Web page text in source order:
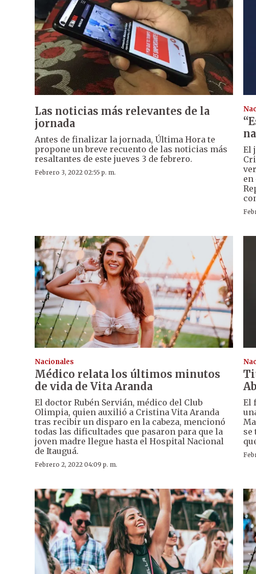
Las noticias más relevantes de la
jornada
Antes de finalizar la jornada, Última Hora te
propone un breve recuento de las noticias más
resaltantes de este jueves 3 de febrero.
Febrero 3, 2022 02:55 p. m.
El
en
Nacionales
Médico relata los últimos minutos
de vida de Vita Aranda
El doctor Rubén Servián, médico del Club
Olimpia, quien auxilió a Cristina Vita Aranda
tras recibir un disparo en la cabeza, mencionó
todas las dificultades que pasaron para que la
joven madre llegue hasta el Hospital Nacional
de Itauguá.
Febrero 2, 2022 04:09 p. m.
El
se